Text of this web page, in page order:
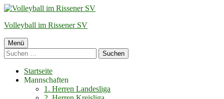
Springe
Inhalt
Volleyball im Rissener SV
Primäres
Menü
Menü
Suchen
nach:
Startseite
Mannschaften
1. Herren Landesliga